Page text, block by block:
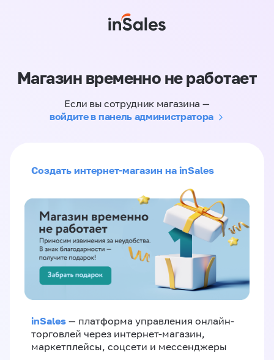
Магазин временно не работает
Если вы сотрудник магазина —
войдите в панель администратора
Создать интернет-магазин на inSales
inSales — платформа управления онлайн-
торговлей через интернет-магазин,
маркетплейсы, соцсети и мессенджеры